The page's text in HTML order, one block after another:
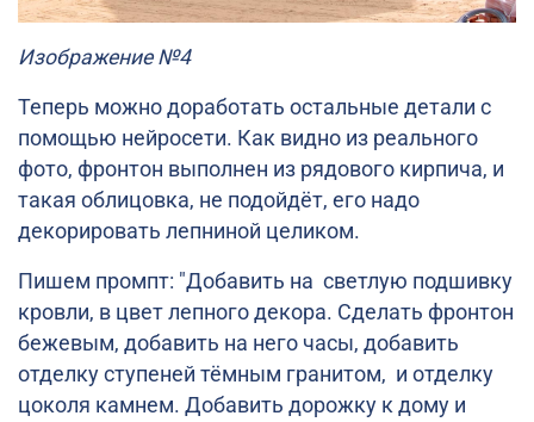
Изображение №4
Теперь можно доработать остальные детали с
помощью нейросети. Как видно из реального
фото, фронтон выполнен из рядового кирпича, и
такая облицовка, не подойдёт, его надо
декорировать лепниной целиком.
Пишем промпт: "Добавить на светлую подшивку
кровли, в цвет лепного декора. Сделать фронтон
бежевым, добавить на него часы, добавить
отделку ступеней тёмным гранитом, и отделку
цоколя камнем. Добавить дорожку к дому и